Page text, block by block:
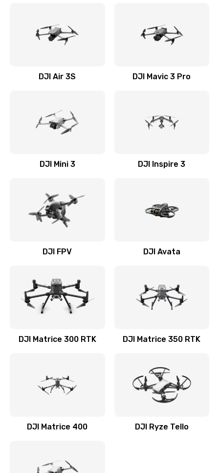
DJI Air 3S DJI Mavic 3 Pro
DJI Mini 3 DJI Inspire 3
DJI FPV DJI Avata
DJI Matrice 300 RTK DJI Matrice 350 RTK
DJI Matrice 400 DJI Ryze Tello